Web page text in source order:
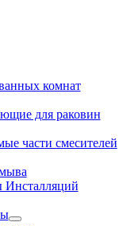
комнат
для раковин
части смесителей
Инсталляций